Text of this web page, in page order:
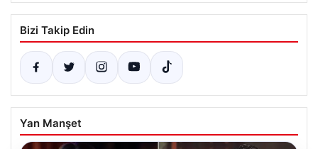
Bizi Takip Edin
Yan Manşet